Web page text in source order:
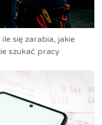
się zarabia, jakie
szukać pracy